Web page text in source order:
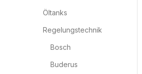
Öltanks
Regelungstechnik
Bosch
Buderus